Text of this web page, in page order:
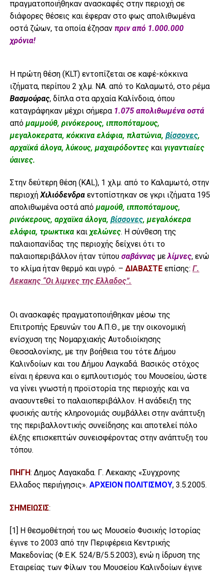
πραγματοποιήθηκαν ανασκαφές στην περιοχή σε
διάφορες θέσεις και έφεραν στο φως απολιθωμένα
οστά ζώων, τα οποία έζησαν πριν από 1.000.000
χρόνια!
Η πρώτη θέση (KLT) εντοπίζεται σε καφέ-κόκκινα
ιζήματα, περίπου 2 χλμ. ΝΑ. από το Καλαμωτό, στο ρέμα
Βασμούρας, δίπλα στα αρχαία Καλίνδοια, όπου
καταγράφηκαν μέχρι σήμερα 1.075 απολιθωμένα οστά
από μαμμούθ, ρινόκερους, ιπποπόταμους,
μεγαλοκερατα, κόκκινα ελάφια, πλατώνια, βίσσονες,
αρχαϊκά άλογα, λύκους, μαχαιρόδοντες και γιγαντιαίες
ύαινες.
Στην δεύτερη θέση (KAL), 1 χλμ. από το Καλαμωτό, στην
περιοχήΧιλιόδενδρα εντοπίστηκαν σε γκρι ιζήματα 195
απολιθωμένα οστά από μαμούθ, ιπποπόταμους,
ρινόκερους, αρχαϊκα άλογα, βίσσονες, μεγαλόκερα
ελάφια, τρωκτικα και χελώνες. Η σύνθεση της
παλαιοπανίδας της περιοχής δείχνει ότι το
παλαιοπεριβάλλον ήταν τύπου σαβάννας μελίμνες, ενώ
το κλίμα ήταν θερμό και υγρό. – ΔΙΑΒΑΣΤΕ επίσης: Γ.
Λεκακης “Οι λιμνες της Ελλαδος”.
Οι ανασκαφές πραγματοποιήθηκαν μέσω της
Επιτροπής Ερευνών του Α.Π.Θ., με την οικονομική
ενίσχυση της Νομαρχιακής Αυτοδιοίκησης
Θεσσαλονίκης, με την βοήθεια του τότε Δήμου
Καλινδοίων και του Δήμου Λαγκαδά. Βασικός στόχος
είναι η έρευνα και ο εμπλουτισμός του Μουσείου, ώστε
να γίνει γνωστή η προϊστορία της περιοχής και να
ανασυντεθεί το παλαιοπεριβάλλον. Η ανάδειξη της
φυσικής αυτής κληρονομιάς συμβάλλει στην ανάπτυξη
της περιβαλλοντικής συνείδησης και αποτελεί πόλο
έλξης επισκεπτών συνεισφέροντας στην ανάπτυξη του
τόπου.
ΠΗΓΗ: Δημος Λαγακαδα. Γ. Λεκακης «Συγχρονης
Ελλαδος περιήγησις». ΑΡΧΕΙΟΝ ΠΟΛΙΤΙΣΜΟΥ, 3.5.2005.
ΣΗΜΕΙΩΣΙΣ:
[1]
Η θεσμοθέτησή του ως Μουσείο Φυσικής Ιστορίας
έγινε το 2003 από την Περιφέρεια Κεντρικής
Μακεδονίας (Φ.Ε.Κ. 524/Β/5.5.2003), ενώ η ίδρυση της
Εταιρείας των Φίλων του Μουσείου Καλινδοίων έγινε